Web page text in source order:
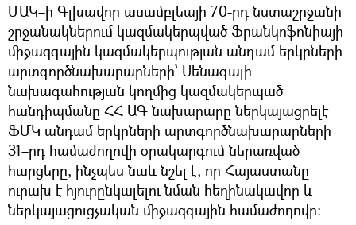
ՄԱԿ–ի Գլխավոր ասամբլեայի 70-րդ նստաշրջանի
շրջանակներում կազմակերպված Ֆրանկոֆոնիայի
միջազգային կազմակերպության անդամ երկրների
արտգործնախարարների՝ Սենագալի
նախագահության կողմից կազմակերպած
հանդիպմանը ՀՀ ԱԳ նախարարը ներկայացրելէ
ՖՄԿ անդամ երկրների արտգործնախարարների
31–րդ համաժողովի օրակարգում ներառված
հարցերը, ինչպես նաև նշել է, որ Հայաստանը
ուրախ է հյուրընկալելու նման հեղինակավոր և
ներկայացուցչական միջազգային համաժողովը։